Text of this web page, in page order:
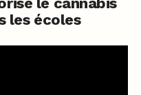
les écoles